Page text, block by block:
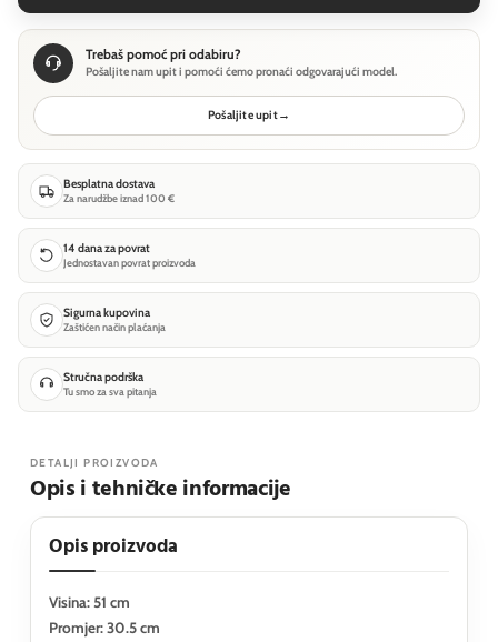
Trebaš pomoć pri odabiru?
Pošaljite nam upit i pomoći ćemo pronaći odgovarajući model.
Pošaljite upit→
Besplatna dostava
Za narudžbe iznad 100 €
14 dana za povrat
Jednostavan povrat proizvoda
Sigurna kupovina
Zaštićen način plaćanja
Stručna podrška
Tu smo za sva pitanja
DETALJI PROIZVODA
Opis i tehničke informacije
Opis proizvoda
Visina: 51 cm
Promjer: 30.5 cm